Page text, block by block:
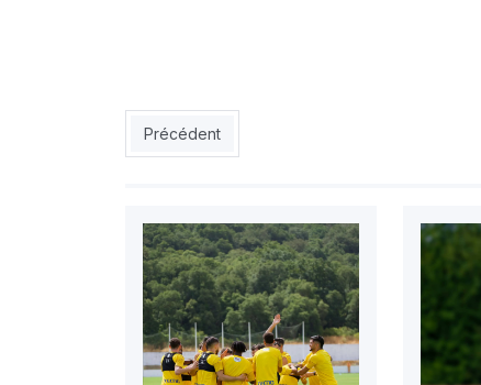
Article précédent : ESS: Le turnover, la solution
Précédent